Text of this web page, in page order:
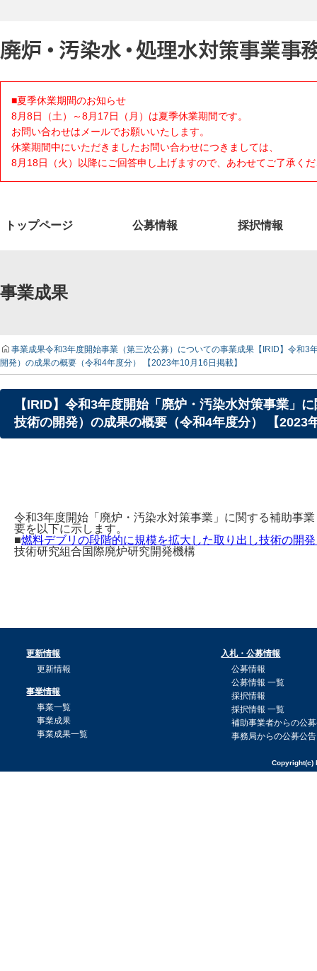
■夏季休業期間のお知らせ
8月8日（土）～8月17日（月）は夏季休業期間です。
お問い合わせはメールでお願いいたします。
休業期間中にいただきましたお問い合わせにつきましては、
8月18日（火）以降にご回答申し上げますので、あわせてご了承く
トップページ 公募情報 採択情報
事業成果
事業成果令和3年度開始事業（第三次公募）についての事業成果 【IRID】令和3
開発）の成果の概要（令和4年度分） 【2023年10月16日掲載】
【IRID】令和3年度開始「廃炉・汚染水対策事業」
技術の開発）の成果の概要（令和4年度分） 【2023
令和3年度開始「廃炉・汚染水対策事業」に関する補助事
要を以下に示します。
■燃料デブリの段階的に規模を拡大した取り出し技術の開
技術研究組合国際廃炉研究開発機構
更新情報
更新情報
事業情報
事業一覧
事業成果
事業成果一覧
入札・公募情報
公募情報
公募情報 一覧
採択情報
採択情報 一覧
補助事業者からの公
事務局からの公募公告
Copyright(c)